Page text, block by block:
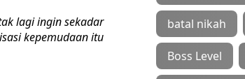
tak lagi ingin sekadar
kepemudaan itu
batal nikah
Boss Level